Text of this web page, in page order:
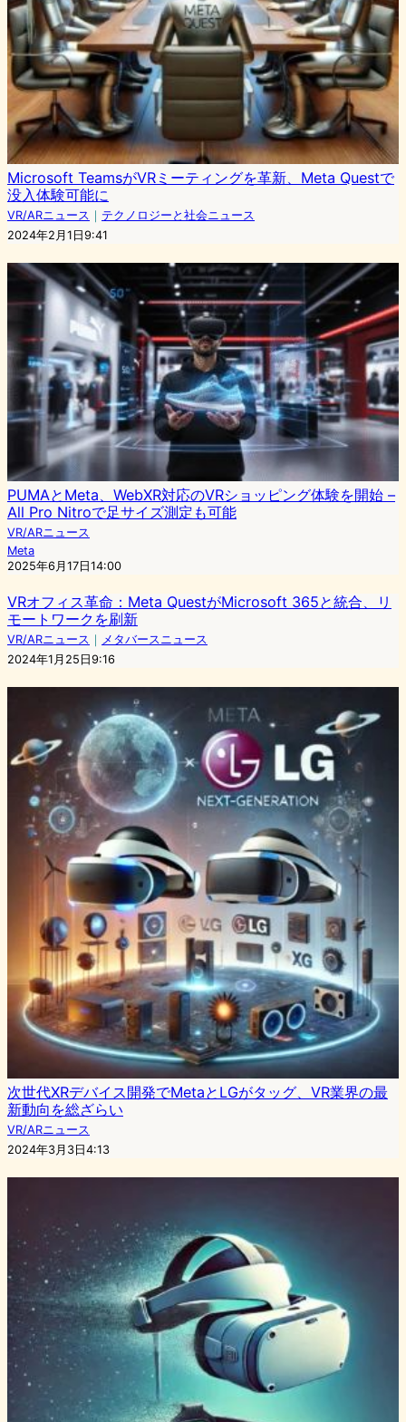
Microsoft TeamsがVRミーティングを革新、Meta Questで
没入体験可能に
VR/ARニュース ｜ テクノロジーと社会ニュース
2024年2月1日9:41
PUMAとMeta、WebXR対応のVRショッピング体験を開始 –
All Pro Nitroで足サイズ測定も可能
VR/ARニュース
Meta
2025年6月17日14:00
VRオフィス革命：Meta QuestがMicrosoft 365と統合、リ
モートワークを刷新
VR/ARニュース ｜ メタバースニュース
2024年1月25日9:16
次世代XRデバイス開発でMetaとLGがタッグ、VR業界の最
新動向を総ざらい
VR/ARニュース
2024年3月3日4:13